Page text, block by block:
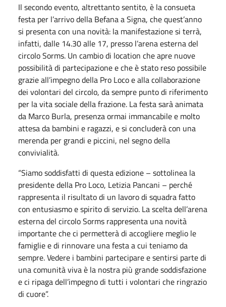
Il secondo evento, altrettanto sentito, è la consueta
festa per l’arrivo della Befana a Signa, che quest’anno
si presenta con una novità: la manifestazione si terrà,
infatti, dalle 14.30 alle 17, presso l’arena esterna del
circolo Sorms. Un cambio di location che apre nuove
possibilità di partecipazione e che è stato reso possibile
grazie all’impegno della Pro Loco e alla collaborazione
dei volontari del circolo, da sempre punto di riferimento
per la vita sociale della frazione. La festa sarà animata
da Marco Burla, presenza ormai immancabile e molto
attesa da bambini e ragazzi, e si concluderà con una
merenda per grandi e piccini, nel segno della
convivialità.
“Siamo soddisfatti di questa edizione – sottolinea la
presidente della Pro Loco, Letizia Pancani – perché
rappresenta il risultato di un lavoro di squadra fatto
con entusiasmo e spirito di servizio. La scelta dell’arena
esterna del circolo Sorms rappresenta una novità
importante che ci permetterà di accogliere meglio le
famiglie e di rinnovare una festa a cui teniamo da
sempre. Vedere i bambini partecipare e sentirsi parte di
una comunità viva è la nostra più grande soddisfazione
e ci ripaga dell’impegno di tutti i volontari che ringrazio
di cuore”.